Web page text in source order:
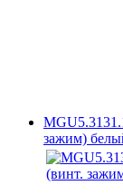
зажим)